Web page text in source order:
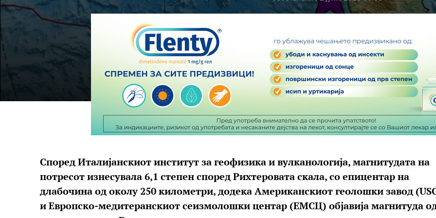
Според Италијанскиот институт за геофизика и вулканологија, магнитудата на
потресот изнесувала 6,1 степен според Рихтеровата скала, со епицентар на
длабочина од околу 250 километри, додека Американскиот геолошки завод
и Европско-медитеранскиот сеизмолошки центар (ЕМСЦ) објавија магнитуда